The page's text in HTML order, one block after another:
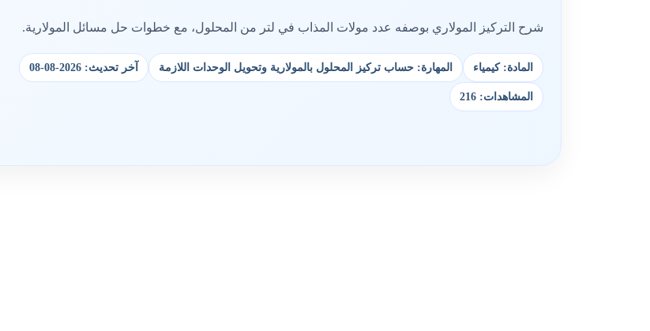
شرح التركيز المولاري بوصفه عدد مولات المذاب في لتر من المحلول، مع خطوات حل مسائل المولارية.
المادة: كيمياء المهارة: حساب تركيز المحلول بالمولارية وتحويل الوحدات اللازمة آخر تحديث: 2026-08-08
المشاهدات: 216